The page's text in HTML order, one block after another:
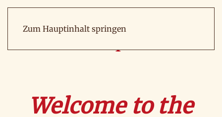
Zum Hauptinhalt springen
Welcome to the